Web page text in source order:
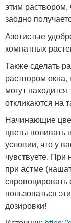
этим
заодно
Азотистые
комнатных
Также сделать
раствором окна,
могут
откликаются на
Начинающие
цветы
условии, что у
чувствуете. При
при астме
спровоцировать
пользоваться
дозировки!